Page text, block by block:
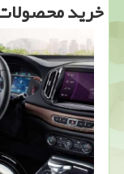
خرید